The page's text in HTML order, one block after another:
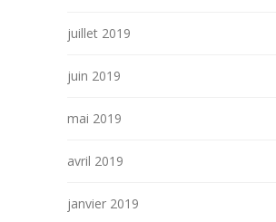
juillet 2019
juin 2019
mai 2019
avril 2019
janvier 2019